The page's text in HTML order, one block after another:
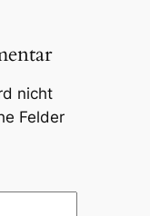
nicht
Felder